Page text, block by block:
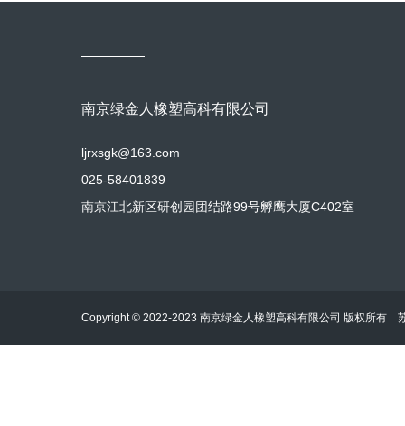
南京绿金人橡塑高科有限公司
ljrxsgk@163.com
025-58401839
南京江北新区研创园团结路99号孵鹰大厦C402室
Copyright © 2022-2023 南京绿金人橡塑高科有限公司 版权所有